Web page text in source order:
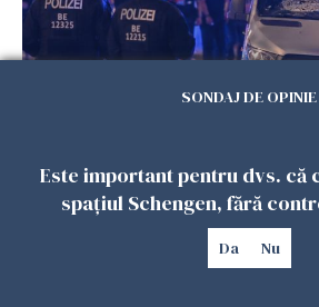
a intrat în mulțime. Un mort și
26 IULIE 2026
SONDAJ DE OPINIE
Este important pentru dvs. că
spațiul Schengen, fără
Da Nu